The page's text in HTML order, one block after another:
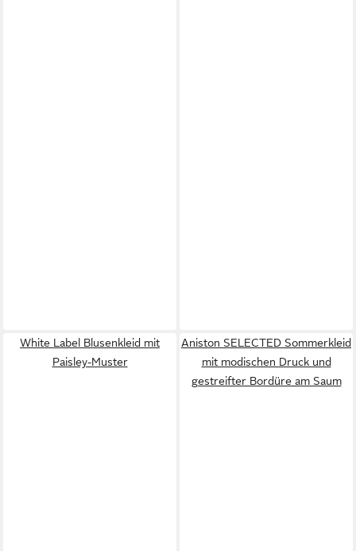
White Label Blusenkleid mit
Paisley-Muster
Aniston SELECTED Sommerkleid
mit modischen Druck und
gestreifter Bordüre am Saum